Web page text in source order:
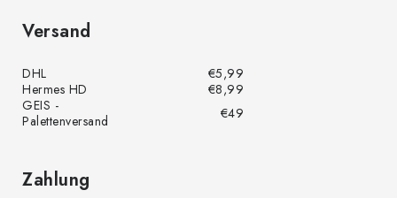
Versand
DHL
€5,99
Hermes HD
€8,99
GEIS -
Palettenversand
€49
Zahlung